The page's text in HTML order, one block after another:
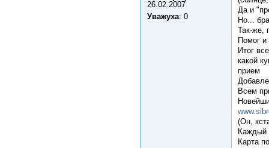
26.02.2007
Уважуха: 0
Да и
Но...
Так-же,
Помог и
Итог
какой
прием
Всем
(Он,
Каждый
Карта